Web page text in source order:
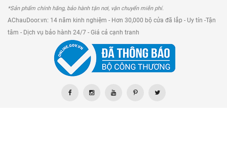
*Sản phẩm chính hãng, bảo hành tận nơi, vận chuyển miễn phí.
AChauDoor.vn: 14 năm kinh nghiệm - Hơn 30,000 bộ cửa đã lắp - Uy tín -Tận
tâm - Dịch vụ bảo hành 24/7 - Giá cả cạnh tranh